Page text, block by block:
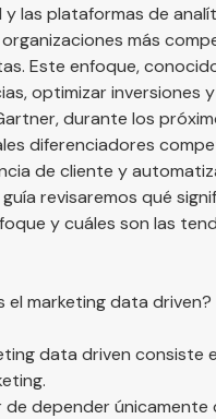
y las plataformas de
organizaciones más
Este enfoque,
optimizar
, durante los
diferenciadores
de cliente y
revisaremos qué
y cuáles son las
el marketing data driven?
data driven consiste
de depender